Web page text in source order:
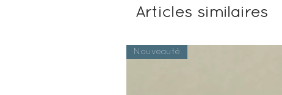
Articles similaires
Nouveauté